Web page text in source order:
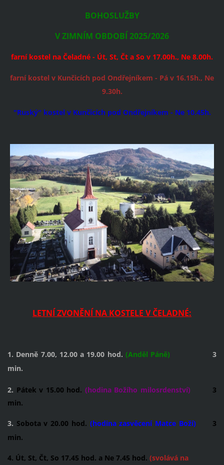
BOHOSLUŽBY
V ZIMNÍM OBDOBÍ 2025/2026
farní kostel na Čeladné - Út, St, Čt a So v 17.00h., Ne 8.00h.
farní kostel v Kunčicích pod Ondřejníkem - Pá v 16.15h., Ne
9.30h.
"Ruský" kostel v Kunčicích pod Ondřejníkem - Ne 10.45h.
LETNÍ ZVONĚNÍ NA KOSTELE V ČELADNÉ:
1. Denně 7.00, 12.00 a 19.00 hod.(Anděl Páně)3
min.
2. Pátek v 15.00 hod. (hodina Božího milosrdenství) 3
min.
3. Sobota v 20.00 hod. (hodina zasvěcení Matce Boží)
3
min.
4. Út, St, Čt, So 17.45 hod. a Ne 7.45 hod. (svolává na